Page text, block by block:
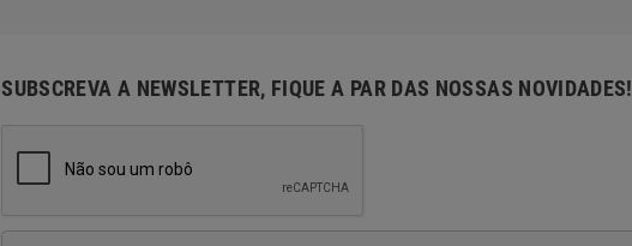
SUBSCREVA A NEWSLETTER, FIQUE A PAR DAS NOSSAS NOVIDADES!